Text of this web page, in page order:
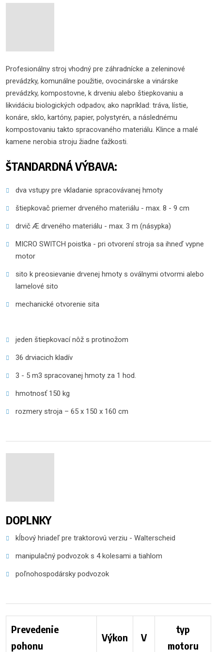
Profesionálny stroj vhodný pre záhradnícke a zeleninové
prevádzky, komunálne použitie, ovocinárske a vinárske
prevádzky, kompostovne, k drveniu alebo štiepkovaniu a
likvidáciu biologických odpadov, ako napríklad: tráva, lístie,
konáre, sklo, kartóny, papier, polystyrén, a následnému
kompostovaniu takto spracovaného materiálu. Klince a malé
kamene nerobia stroju žiadne ťažkosti.
ŠTANDARDNÁ VÝBAVA:
dva vstupy pre vkladanie spracovávanej hmoty
štiepkovač priemer drveného materiálu - max. 8 - 9 cm
drvič Æ drveného materiálu - max. 3 m (násypka)
MICRO SWITCH poistka - pri otvorení stroja sa ihneď vypne
motor
sito k preosievanie drvenej hmoty s oválnymi otvormi alebo
lamelové sito
mechanické otvorenie sita
jeden štiepkovací nôž s protinožom
36 drviacich kladív
3 - 5 m3 spracovanej hmoty za 1 hod.
hmotnosť 150 kg
rozmery stroja – 65 x 150 x 160 cm
DOPLNKY
kĺbový hriadeľ pre traktorovú verziu - Walterscheid
manipulačný podvozok s 4 kolesami a tiahlom
poľnohospodársky podvozok
Prevedenie
pohonu
Výkon V
typ
motoru